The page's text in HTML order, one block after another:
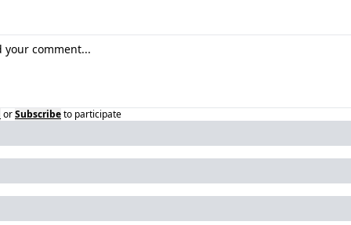
orSubscribeto participate